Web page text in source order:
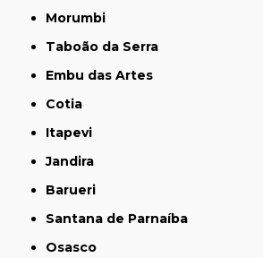
Morumbi
Taboão da Serra
Embu das Artes
Cotia
Itapevi
Jandira
Barueri
Santana de Parnaíba
Osasco